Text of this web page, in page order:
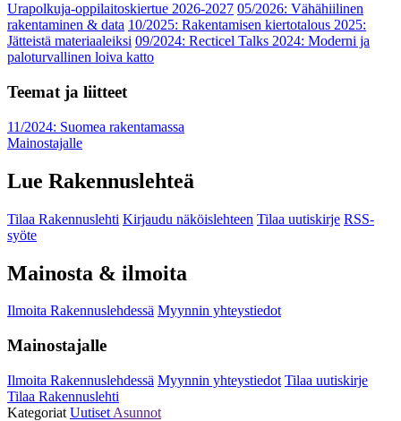
Urapolkuja-oppilaitoskiertue 2026-2027 05/2026: Vähähiilinen
rakentaminen & data 10/2025: Rakentamisen kiertotalous 2025:
Jätteistä materiaaleiksi 09/2024: Recticel Talks 2024: Moderni ja
paloturvallinen loiva katto
Teemat ja liitteet
11/2024: Suomea rakentamassa
Mainostajalle
Lue Rakennuslehteä
Tilaa Rakennuslehti Kirjaudu näköislehteen Tilaa uutiskirje RSS-
syöte
Mainosta & ilmoita
Ilmoita Rakennuslehdessä Myynnin yhteystiedot
Mainostajalle
Ilmoita Rakennuslehdessä Myynnin yhteystiedot Tilaa uutiskirje
Tilaa Rakennuslehti
Kategoriat Uutiset Asunnot